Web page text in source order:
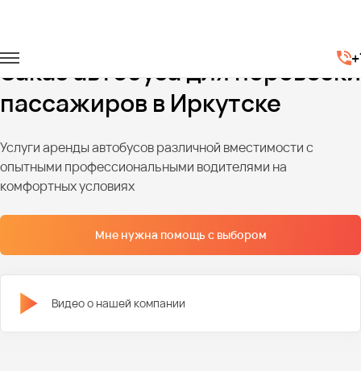
Заказ автобуса для перевозки
пассажиров в Иркутске
Услуги аренды автобусов различной вместимости с
опытными профессиональными водителями на
комфортных условиях
Мне нужна помощь с выбором
Видео о нашей компании